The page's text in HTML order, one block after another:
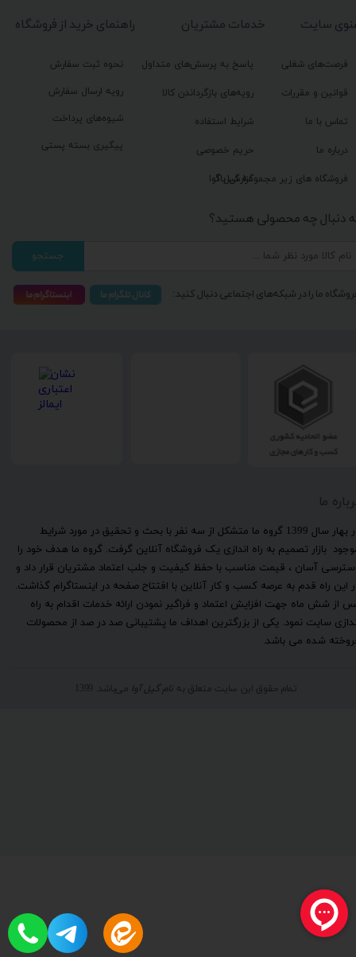
ما
​در بهار سال 1399 گروه ما متشکل از سه نفر با بحث و تحقیق در مورد شرایط
بازار تصمیم به راه اندازی یک فروشگاه آنلاین گرفت. گروه ما هدف خود را
آسان ، قیمت مناسب با حفظ کیفیت و جلب اعتماد مشتریان قرار داد و
این راه قدم به عرصه کسب و کار آنلاین با افتتاح صفحه در اینستاگرام گذاشت.
از شش ماه جهت افزایش اعتماد و فراگیر نمودن ارائه خدمات اقدام به راه
سایت نمود. یکی از بزرگترین اهداف ما پشتیبانی صد در صد از محصولات
شده می باشد.
تمام حقوق این سایت متعلق به نام گیل آوا می‌باشد. 1399
راهنمای خرید از فروشگاه
نحوه ثبت سفارش
رویه ارسال سفارش
شیوه‌های پرداخت
پیگیری بسته پستی
خدمات مشتریان
پاسخ به پرسش‌های متداول
رویه‌های بازگرداندن کالا
شرایط استفاده
حریم خصوصی
گزارش باگ
سایت
فرصت‌های شغلی
قوانین و مقررات
تماس با ما
درباره ما
فروشگاه های زیر مجموعه گیل آوا
دنبال چه محصولی هستید؟
جستجو
ما را در شبکه‌های اجتماعی دنبال کنید: